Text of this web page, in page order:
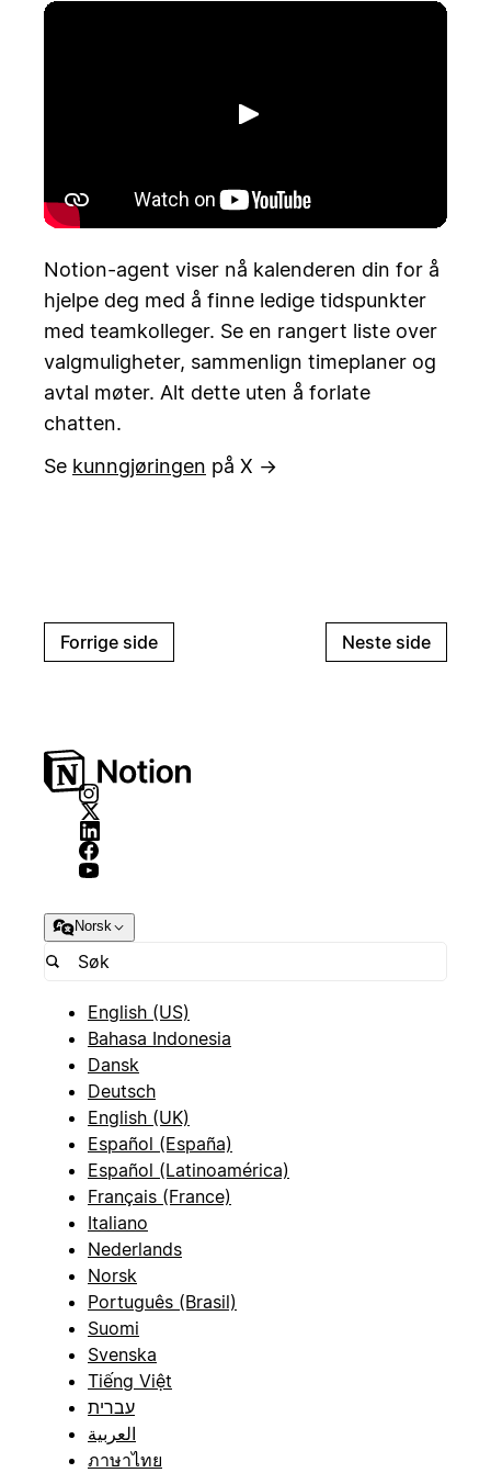
Spill av
Notion-agent viser nå kalenderen din for å
hjelpe deg med å finne ledige tidspunkter
med teamkolleger. Se en rangert liste over
valgmuligheter, sammenlign timeplaner og
avtal møter. Alt dette uten å forlate
chatten.
Se kunngjøringen på X →
Forrige side Neste side
Norsk
English (US)
Bahasa Indonesia
Dansk
Deutsch
English (UK)
Español (España)
Español (Latinoamérica)
Français (France)
Italiano
Nederlands
Norsk
Português (Brasil)
Suomi
Svenska
Tiếng Việt
עברית
العربية
ภาษาไทย